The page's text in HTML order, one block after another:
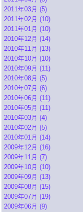
2011年03月 (5)
2011年02月 (10)
2011年01月 (10)
2010年12月 (14)
2010年11月 (13)
2010年10月 (10)
2010年09月 (11)
2010年08月 (5)
2010年07月 (6)
2010年06月 (11)
2010年05月 (11)
2010年03月 (4)
2010年02月 (5)
2010年01月 (14)
2009年12月 (16)
2009年11月 (7)
2009年10月 (10)
2009年09月 (13)
2009年08月 (15)
2009年07月 (19)
2009年06月 (9)